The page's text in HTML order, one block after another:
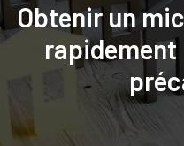
Obtenir un
rapidement